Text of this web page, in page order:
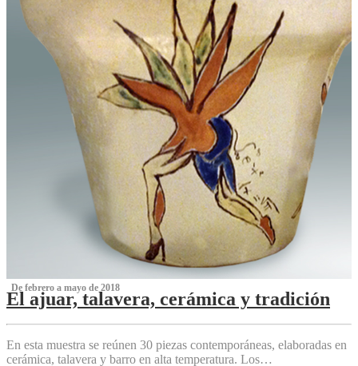
‌ De febrero a mayo de 2018
El ajuar, talavera, cerámica y tradición
‌
En esta muestra se reúnen 30 piezas contemporáneas, elaboradas en
cerámica, talavera y barro en alta temperatura. Los…